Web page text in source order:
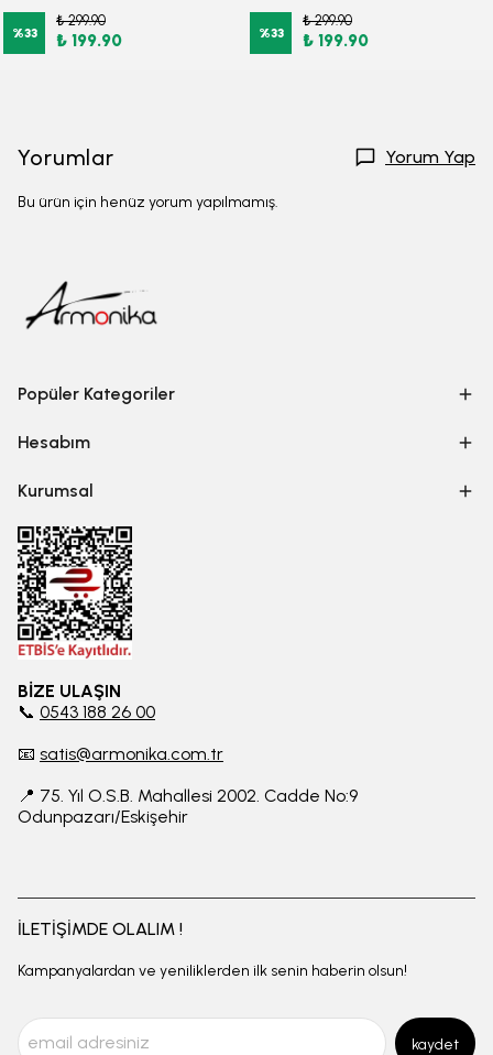
%33
₺ 299.90
₺ 199.90 %33
₺ 299.90
₺ 199.90
Yorumlar Yorum Yap
Bu ürün için henüz yorum yapılmamış.
Popüler Kategoriler
Hesabım
Kurumsal
BİZE ULAŞIN
📞 0543 188 26 00
📧 satis@armonika.com.tr
📍 75. Yıl O.S.B. Mahallesi 2002. Cadde No:9
Odunpazarı/Eskişehir
İLETİŞİMDE OLALIM !
Kampanyalardan ve yeniliklerden ilk senin haberin olsun!
kaydet